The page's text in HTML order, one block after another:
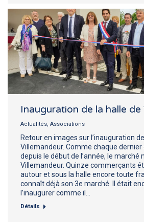
Inauguration de la halle
Actualités, Associations
Retour en images sur l’inauguration
Villemandeur. Comme chaque
depuis le début de l’année, le marché
Villemandeur. Quinze commerçants
autour et sous la halle encore toute
connaît déjà son 3e marché. Il était
l’inaugurer comme il…
Détails